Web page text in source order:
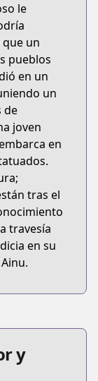
le
un
pueblos
en un
un
de
joven
en
tras el
travesía
en su
y